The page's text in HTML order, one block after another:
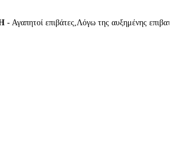
επιβάτες,Λόγω της αυξημένης